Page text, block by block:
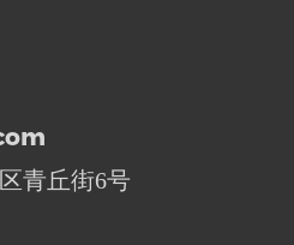
青丘街6号